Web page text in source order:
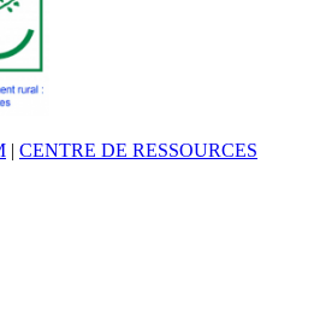
| CENTRE DE RESSOURCES